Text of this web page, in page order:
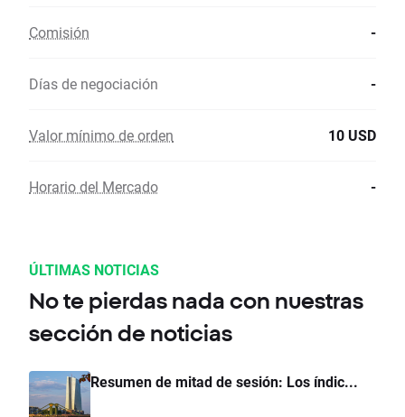
Comisión -
Días de negociación -
Valor mínimo de orden 10 USD
Horario del Mercado -
ÚLTIMAS NOTICIAS
No te pierdas nada con nuestras
sección de noticias
Resumen de mitad de sesión: Los índic...